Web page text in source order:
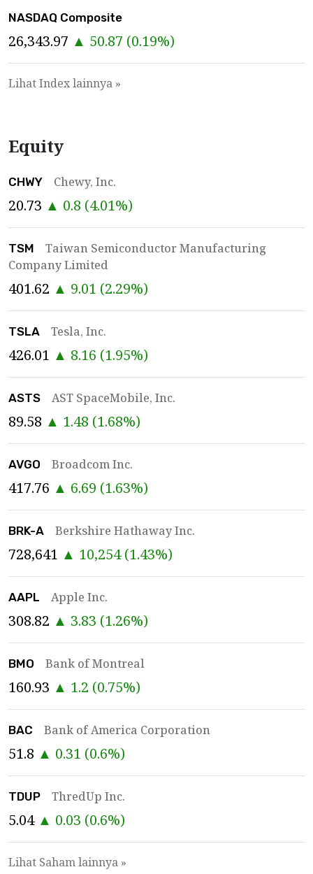
NASDAQ Composite
26,343.97 ▲ 50.87 (0.19%)
Lihat Index lainnya »
Equity
CHWY Chewy, Inc.
20.73 ▲ 0.8 (4.01%)
TSM
Taiwan Semiconductor Manufacturing
Company Limited
401.62 ▲ 9.01 (2.29%)
TSLA Tesla, Inc.
426.01 ▲ 8.16 (1.95%)
ASTS AST SpaceMobile, Inc.
89.58 ▲ 1.48 (1.68%)
AVGO Broadcom Inc.
417.76 ▲ 6.69 (1.63%)
BRK-A Berkshire Hathaway Inc.
728,641 ▲ 10,254(1.43%)
AAPL Apple Inc.
308.82 ▲ 3.83 (1.26%)
BMO Bank of Montreal
160.93 ▲ 1.2 (0.75%)
BAC Bank of America Corporation
51.8 ▲ 0.31 (0.6%)
TDUP ThredUp Inc.
5.04 ▲ 0.03 (0.6%)
Lihat Saham lainnya »